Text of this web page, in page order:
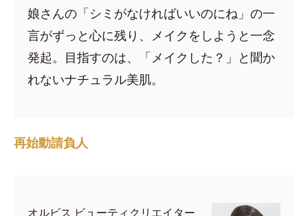
娘さんの「シミがなければいいのにね」の一
言がずっと心に残り、メイクをしようと一念
発起。目指すのは、「メイクした？」と聞か
れないナチュラル美肌。
再始動請負人
オルビス ビューティクリエイター